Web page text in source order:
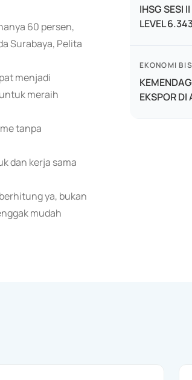
60 persen,
Surabaya, Pelita
menjadi
meraih
tanpa
dan kerja sama
ya, bukan
mudah
IHSG SESI
LEVEL
EKONOMI
EKSPOR DI